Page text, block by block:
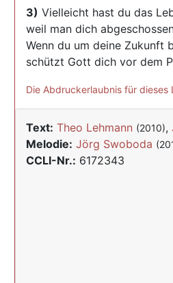
3) Vielleicht hast du das
weil man dich
Wenn du um deine Zukunft
schützt Gott dich vor dem
Die Abdruckerlaubnis für
Text: Theo Lehmann (2010),
Melodie: Jörg Swoboda
CCLI-Nr.: 6172343